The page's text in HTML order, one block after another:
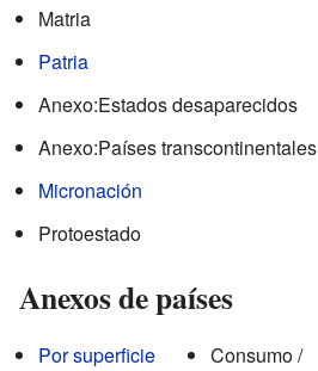
Matria
Patria
Anexo:Estados desaparecidos
Anexo:Países transcontinentales
Micronación
Protoestado
Anexos de países
Por superficie
Consumo /